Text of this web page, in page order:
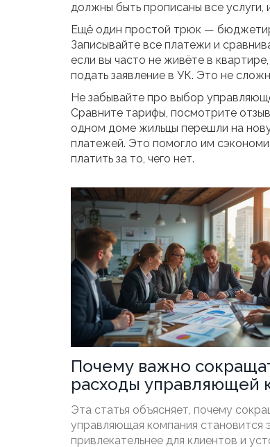
должны быть прописаны все услуги,
Ещё один простой трюк —
Записывайте все платежи и
если вы часто не живёте в
подать заявление в УК. Это не
Не забывайте про выбор
Сравните тарифы, посмотрите
одном доме жильцы перешли на
платежей. Это помогло им
платить за то, чего нет.
Почему важно
расходы управляющей
Эта статья объясняет, почему
управляющая компания становится
привлекательнее для клиентов и